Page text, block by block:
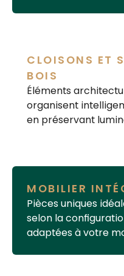
CLOISONS ET
BOIS
Éléments
organisent
en préservant
MOBILIER
Pièces uniques
selon la
adaptées à votre